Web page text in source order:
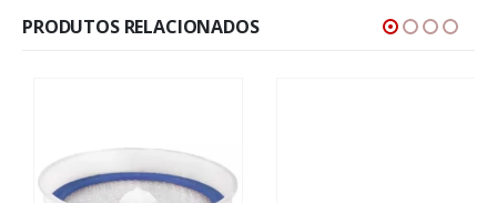
PRODUTOS RELACIONADOS